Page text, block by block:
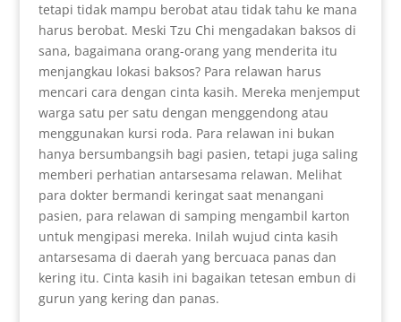
tetapi tidak mampu berobat atau tidak tahu ke mana
harus berobat. Meski Tzu Chi mengadakan baksos di
sana, bagaimana orang-orang yang menderita itu
menjangkau lokasi baksos? Para relawan harus
mencari cara dengan cinta kasih. Mereka menjemput
warga satu per satu dengan menggendong atau
menggunakan kursi roda. Para relawan ini bukan
hanya bersumbangsih bagi pasien, tetapi juga saling
memberi perhatian antarsesama relawan. Melihat
para dokter bermandi keringat saat menangani
pasien, para relawan di samping mengambil karton
untuk mengipasi mereka. Inilah wujud cinta kasih
antarsesama di daerah yang bercuaca panas dan
kering itu. Cinta kasih ini bagaikan tetesan embun di
gurun yang kering dan panas.